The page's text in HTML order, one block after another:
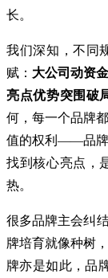
长。
我们深知，不同
赋： 大公司动资
亮点优势突围破
何，每一个品牌
值的权利——品牌
找到核心亮点，
热。
很多品牌主会纠
牌培育就像种树
牌亦是如此，品